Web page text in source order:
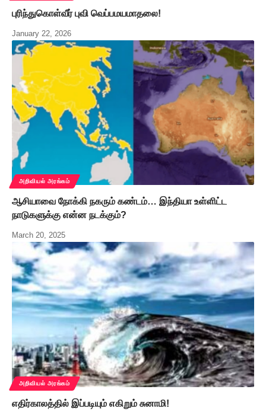
புரிந்துகொள்வீர் புவி வெப்பமயமாதலை!
January 22, 2026
அறிவியல் அரங்கம்
ஆசியாவை நோக்கி நகரும் கண்டம்… இந்தியா உள்ளிட்ட
நாடுகளுக்கு என்ன நடக்கும்?
March 20, 2025
அறிவியல் அரங்கம்
எதிர்காலத்தில் இப்படியும் எகிறும் சுனாமி!